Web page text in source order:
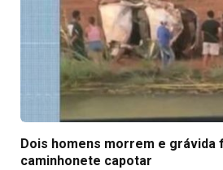
Dois homens morrem e grávida
caminhonete capotar